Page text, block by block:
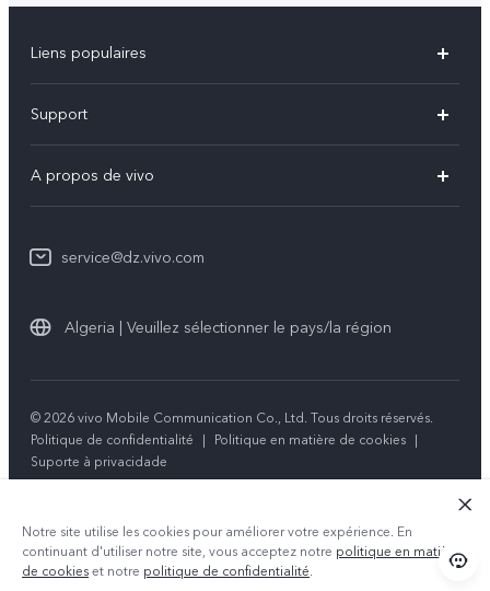
Liens populaires
V60 Lite
Y21d
Tous les modèles
Support
Funtouch OS
Authentification IMEI
Instructions de garantie
A propos de vivo
Mentions légales
service@dz.vivo.com
Algeria | Veuillez sélectionner le pays/la région
© 2026 vivo Mobile Communication Co., Ltd. Tous droits réservés.
Politique de confidentialité
| Politique en matière de cookies |
Suporte à privacidade
Notre site utilise les cookies pour améliorer votre expérience. En
continuant d'utiliser notre site, vous acceptez notre politique en matière
de cookieset notre politique de confidentialité.